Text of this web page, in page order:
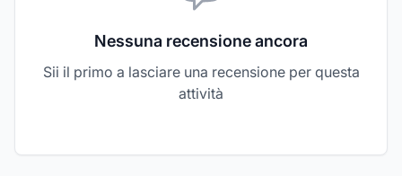
Nessuna recensione ancora
Sii il primo a lasciare una recensione per questa
attività